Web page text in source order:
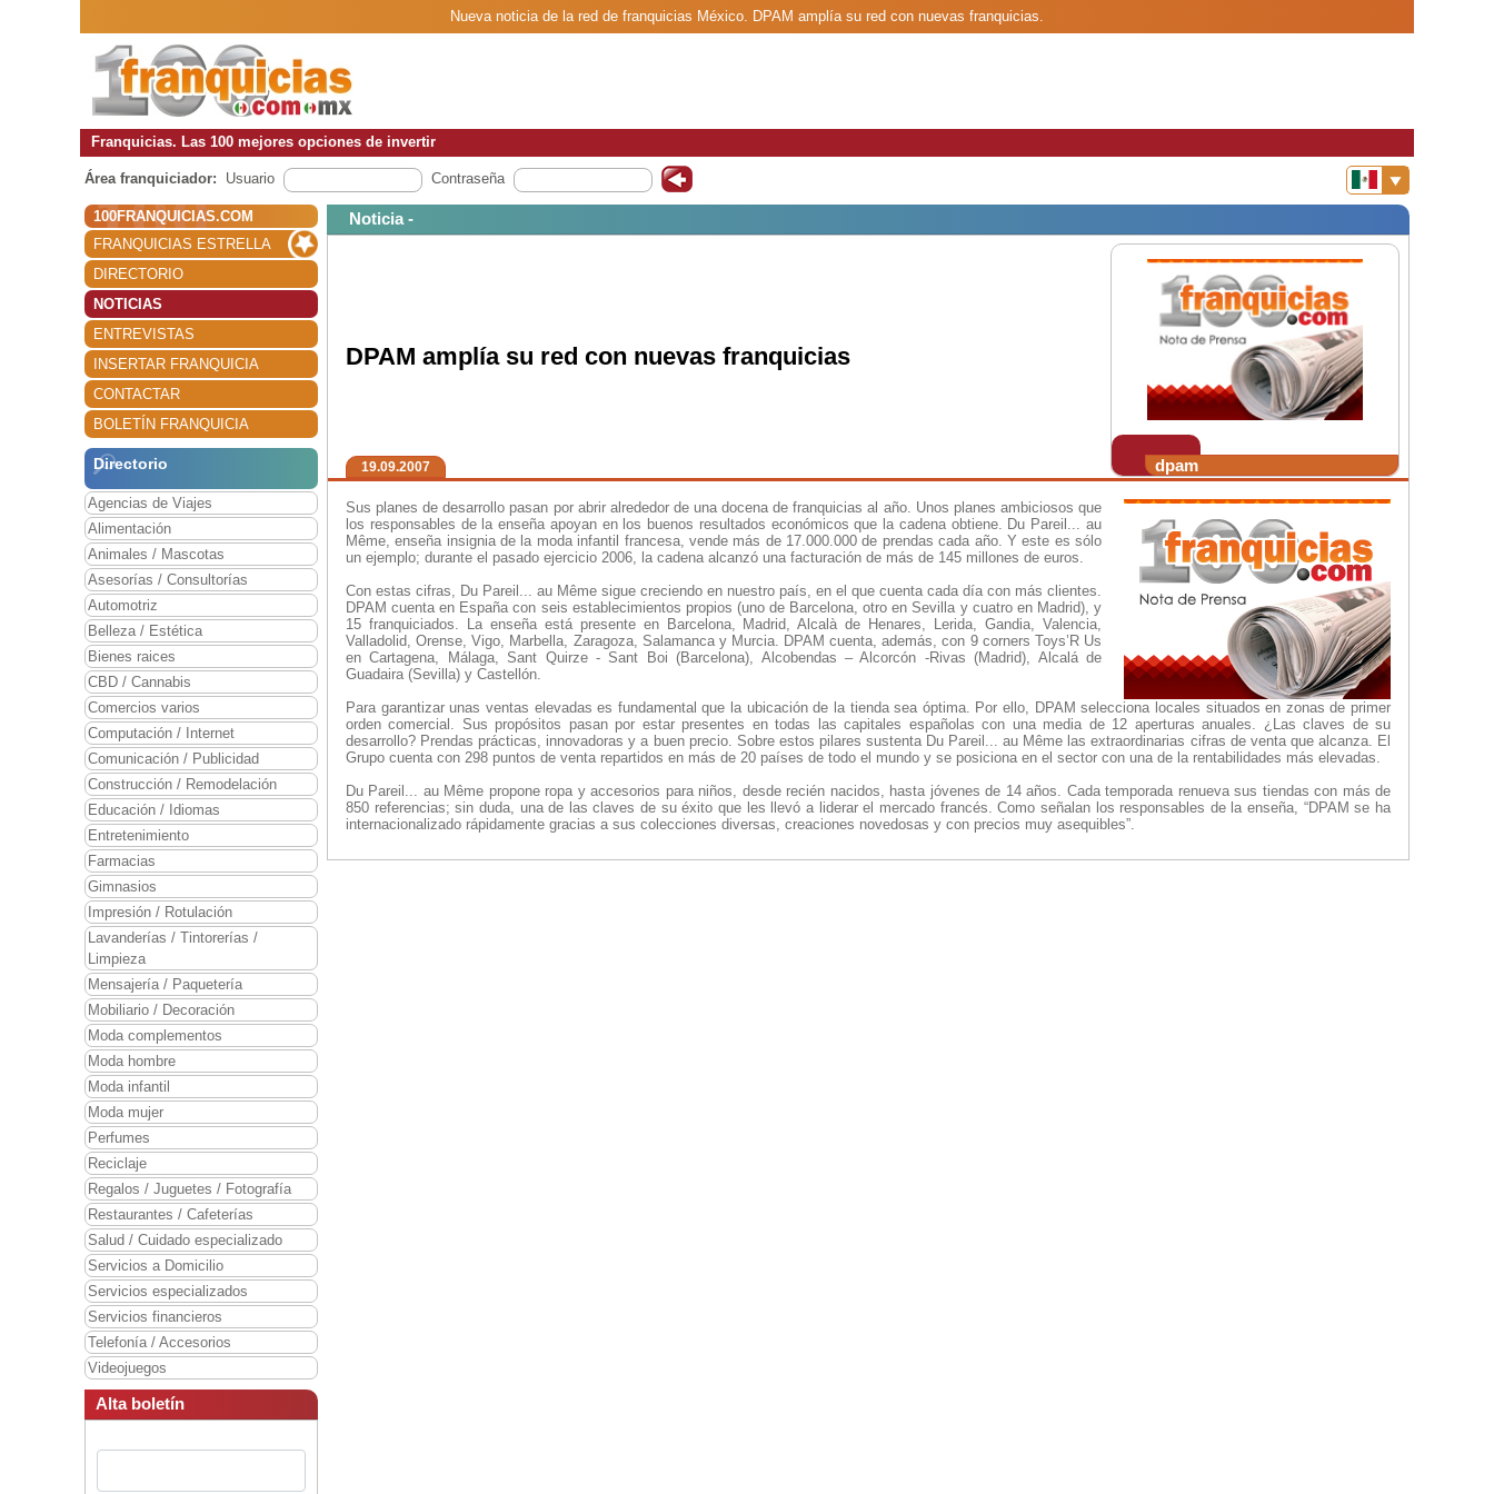
Nueva noticia de la red de franquicias México. DPAM amplía su red con nuevas franquicias.
Franquicias. Las 100 mejores opciones de invertir
Área franquiciador: Usuario Contraseña
100FRANQUICIAS.COM
FRANQUICIAS ESTRELLA
DIRECTORIO
NOTICIAS
ENTREVISTAS
INSERTAR FRANQUICIA
CONTACTAR
BOLETÍN FRANQUICIA
Directorio
Agencias de Viajes
Alimentación
Animales / Mascotas
Asesorías / Consultorías
Automotriz
Belleza / Estética
Bienes raices
CBD / Cannabis
Comercios varios
Computación / Internet
Comunicación / Publicidad
Construcción / Remodelación
Educación / Idiomas
Entretenimiento
Farmacias
Gimnasios
Impresión / Rotulación
Lavanderías / Tintorerías /
Limpieza
Mensajería / Paquetería
Mobiliario / Decoración
Moda complementos
Moda hombre
Moda infantil
Moda mujer
Perfumes
Reciclaje
Regalos / Juguetes / Fotografía
Restaurantes / Cafeterías
Salud / Cuidado especializado
Servicios a Domicilio
Servicios especializados
Servicios financieros
Telefonía / Accesorios
Videojuegos
Alta boletín
Noticia -
dpam
DPAM amplía su red con nuevas franquicias
19.09.2007
Sus planes de desarrollo pasan por abrir alrededor de una docena de franquicias al año. Unos planes ambiciosos que
los responsables de la enseña apoyan en los buenos resultados económicos que la cadena obtiene. Du Pareil... au
Même, enseña insignia de la moda infantil francesa, vende más de 17.000.000 de prendas cada año. Y este es sólo
un ejemplo; durante el pasado ejercicio 2006, la cadena alcanzó una facturación de más de 145 millones de euros.
Con estas cifras, Du Pareil... au Même sigue creciendo en nuestro país, en el que cuenta cada día con más clientes.
DPAM cuenta en España con seis establecimientos propios (uno de Barcelona, otro en Sevilla y cuatro en Madrid), y
15 franquiciados. La enseña está presente en Barcelona, Madrid, Alcalà de Henares, Lerida, Gandia, Valencia,
Valladolid, Orense, Vigo, Marbella, Zaragoza, Salamanca y Murcia. DPAM cuenta, además, con 9 corners Toys’R Us
en Cartagena, Málaga, Sant Quirze - Sant Boi (Barcelona), Alcobendas – Alcorcón -Rivas (Madrid), Alcalá de
Guadaira (Sevilla) y Castellón.
Para garantizar unas ventas elevadas es fundamental que la ubicación de la tienda sea óptima. Por ello, DPAM selecciona locales situados en zonas de primer
orden comercial. Sus propósitos pasan por estar presentes en todas las capitales españolas con una media de 12 aperturas anuales. ¿Las claves de su
desarrollo? Prendas prácticas, innovadoras y a buen precio. Sobre estos pilares sustenta Du Pareil... au Même las extraordinarias cifras de venta que alcanza. El
Grupo cuenta con 298 puntos de venta repartidos en más de 20 países de todo el mundo y se posiciona en el sector con una de la rentabilidades más elevadas.
Du Pareil... au Même propone ropa y accesorios para niños, desde recién nacidos, hasta jóvenes de 14 años. Cada temporada renueva sus tiendas con más de
850 referencias; sin duda, una de las claves de su éxito que les llevó a liderar el mercado francés. Como señalan los responsables de la enseña, “DPAM se ha
internacionalizado rápidamente gracias a sus colecciones diversas, creaciones novedosas y con precios muy asequibles”.